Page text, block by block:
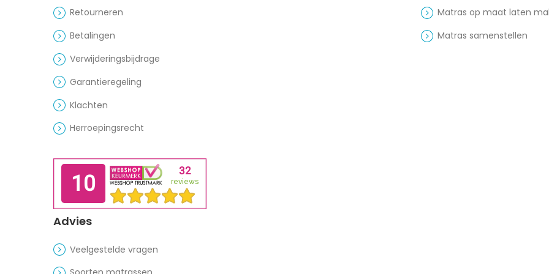
Retourneren
Betalingen
Verwijderingsbijdrage
Garantieregeling
Klachten
Herroepingsrecht
Matras op maat laten
Matras samenstellen
Advies
Veelgestelde vragen